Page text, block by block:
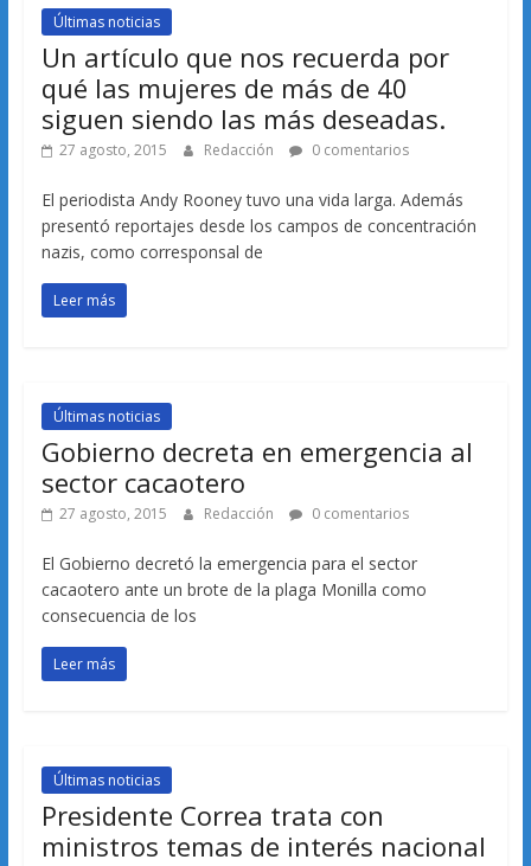
Últimas noticias
Un artículo que nos recuerda por
qué las mujeres de más de 40
siguen siendo las más deseadas.
27 agosto, 2015 Redacción 0 comentarios
El periodista Andy Rooney tuvo una vida larga. Además
presentó reportajes desde los campos de concentración
nazis, como corresponsal de
Leer más
Últimas noticias
Gobierno decreta en emergencia al
sector cacaotero
27 agosto, 2015 Redacción 0 comentarios
El Gobierno decretó la emergencia para el sector
cacaotero ante un brote de la plaga Monilla como
consecuencia de los
Leer más
Últimas noticias
Presidente Correa trata con
ministros temas de interés nacional